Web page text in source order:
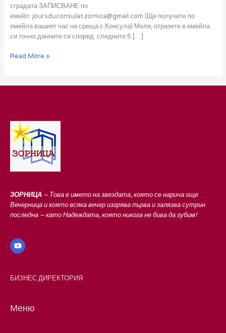
сградата ЗАПИСВАНЕ по
емейл: joursduconsulat.zornica@gmail.com (Ще получите по
емейла вашият час на среща с Консула) Моля, отразете в емейла
си точно данните си според следните 5 […]
Консулски
Монреал
Read More »
ЗОРНИЦА – Това е името на звездата, която се нарича още
Вечерница и която всяка вечер изгрява първа и залязва сутрин
последна – като Надеждата, която никога не бива да губим!
БИЗНЕС ДИРЕКТОРИЯ
Меню